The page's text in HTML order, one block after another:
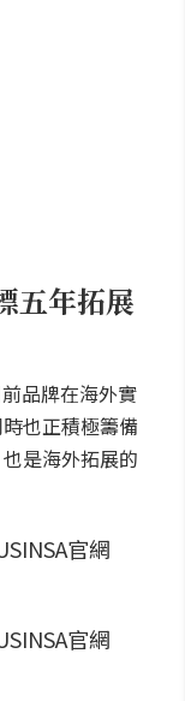
五年拓展
品牌在海外實
也正積極籌備
是海外拓展的